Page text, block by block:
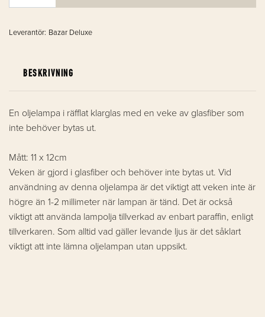
Leverantör: Bazar Deluxe
BESKRIVNING
En oljelampa i räfflat klarglas med en veke av glasfiber som
inte behöver bytas ut.
Mått: 11 x 12cm
Veken är gjord i glasfiber och behöver inte bytas ut. Vid
användning av denna oljelampa är det viktigt att veken inte är
högre än 1-2 millimeter när lampan är tänd. Det är också
viktigt att använda lampolja tillverkad av enbart paraffin, enligt
tillverkaren. Som alltid vad gäller levande ljus är det såklart
viktigt att inte lämna oljelampan utan uppsikt.